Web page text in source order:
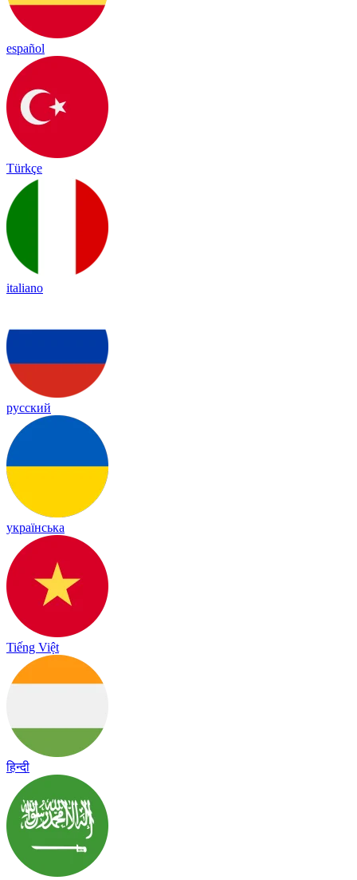
español
Türkçe
italiano
русский
українська
Tiếng Việt
हिन्दी